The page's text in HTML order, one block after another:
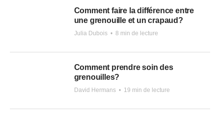
Comment faire la différence entre
une grenouille et un crapaud?
Julia Dubois • 8 min de lecture
Comment prendre soin des
grenouilles?
David Hermans • 19 min de lecture